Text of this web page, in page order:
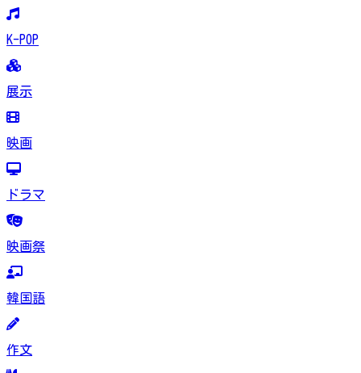
K-POP
展示
映画
ドラマ
映画祭
韓国語
作文